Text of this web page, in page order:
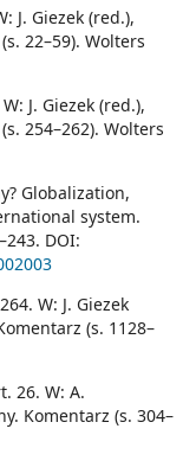
J. Giezek (red.),
22–59). Wolters
J. Giezek (red.),
254–262). Wolters
Globalization,
system.
DOI:
W: J. Giezek
(s. 1128–
26. W: A.
Komentarz (s. 304–